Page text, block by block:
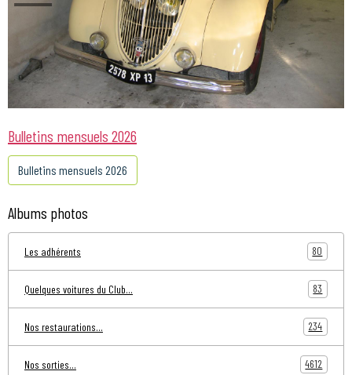
Bulletins mensuels 2026
Bulletins mensuels 2026
Albums photos
Les adhérents 80
Quelques voitures du Club... 83
Nos restaurations... 234
Nos sorties... 4612